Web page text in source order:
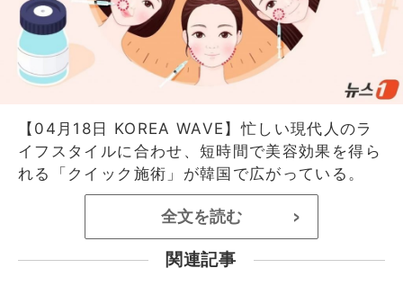
【04月18日 KOREA WAVE】忙しい現代人のラ
イフスタイルに合わせ、短時間で美容効果を得ら
れる「クイック施術」が韓国で広がっている。
全文を読む >
関連記事